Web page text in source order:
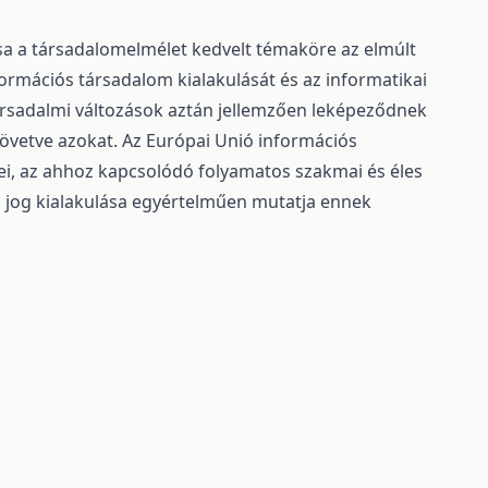
a társadalomelmélet kedvelt témaköre az elmúlt
társadalom kialakulását és az informatikai
változások aztán jellemzően leképeződnek
azokat. Az Európai Unió információs
az ahhoz kapcsolódó folyamatos szakmai és éles
kialakulása egyértelműen mutatja ennek